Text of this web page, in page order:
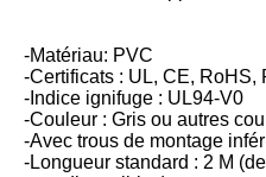
-Matériau: PVC
-Certificats : UL, CE, RoHS,
-Indice ignifuge : UL94-V0
-Couleur : Gris ou autres
-Avec trous de montage
-Longueur standard : 2 M